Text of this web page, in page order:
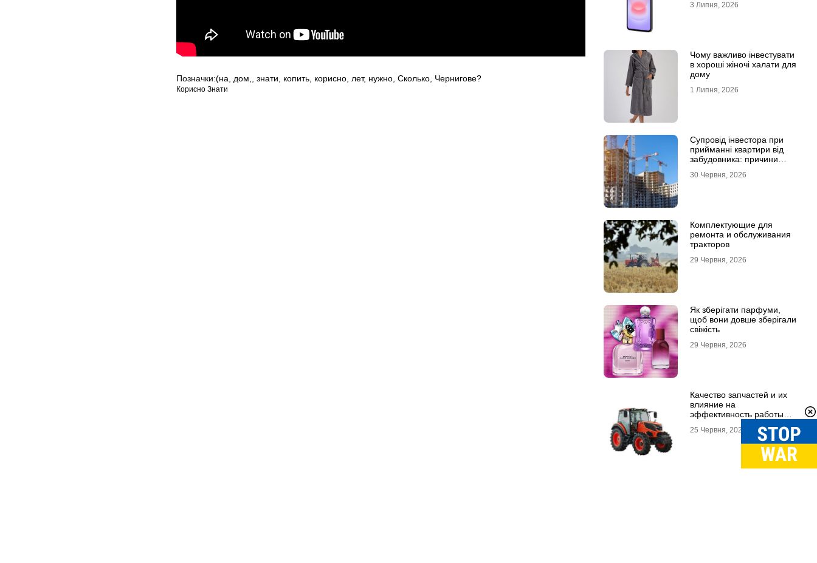
Позначки:(на дом, знати копить корисно лет, нужно Сколько Чернигове?
Корисно Знати
3 Липня, 2026
Чому важливо інвестувати
в хороші жіночі халати для
дому
1 Липня, 2026
Супровід інвестора при
прийманні квартири від
забудовника: причини
30 Червня, 2026
Комплектующие для
ремонта и обслуживания
тракторов
29 Червня, 2026
Як зберігати парфуми,
щоб вони довше зберігали
свіжість
29 Червня, 2026
Качество запчастей и их
влияние на
эффективность работы
25 Червня, 2026